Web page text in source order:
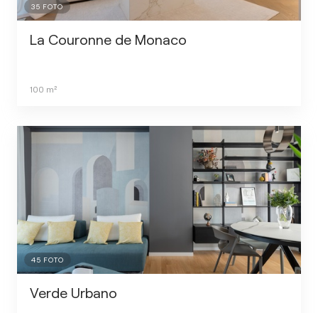
35 FOTO
La Couronne de Monaco
100 m²
45 FOTO
Verde Urbano